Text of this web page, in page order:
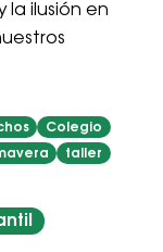
la ilusión en
Colegio
taller